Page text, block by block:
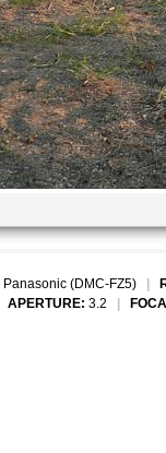
Panasonic (DMC-FZ5)
APERTURE: 3.2